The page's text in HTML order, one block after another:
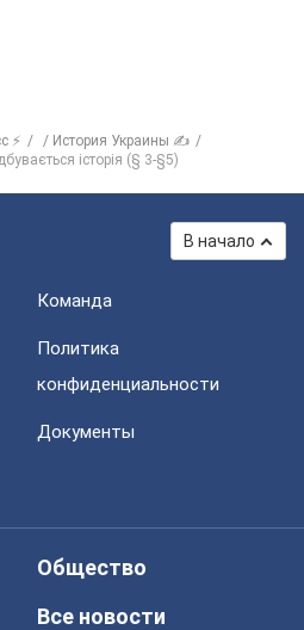
⚡
История Украины ✍
історія (§ 3-§5)
В начало
Команда
Политика
конфиденциальности
Документы
Общество
Все новости